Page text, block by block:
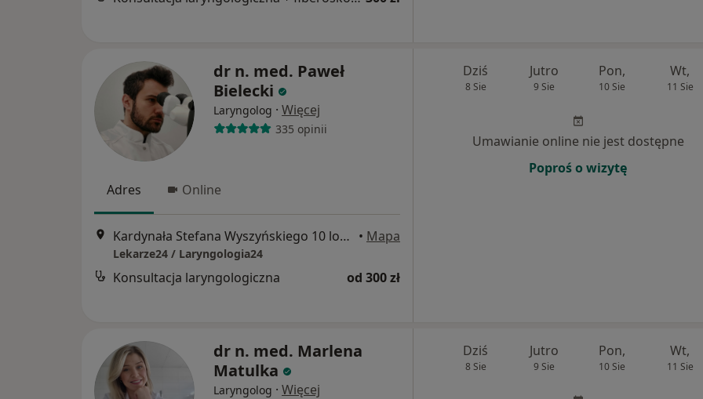
dr n. med. Paweł
Bielecki
Laryngolog · Więcej
335 opinii
Adres Online
Kardynała Stefana Wyszyńskiego 10 lok. U8, Białystok • Mapa
Lekarze24 / Laryngologia24
Konsultacja laryngologiczna od 300 zł
Dziś
8 Sie
Jutro
9 Sie
Pon,
10 Sie
Wt,
11 Sie
Umawianie online nie jest dostępne
Poproś o wizytę
dr n. med. Marlena
Matulka
Laryngolog · Więcej
Dziś
8 Sie
Jutro
9 Sie
Pon,
10 Sie
Wt,
11 Sie